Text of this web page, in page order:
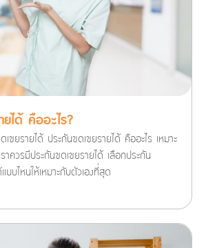
ได้ คืออะไร?
ชยรายได้ ประกันชดเชยรายได้ คืออะไร เหมาะ
าควรมีประกันชดเชยรายได้ เลือกประกัน
บไหนให้เหมาะกับตัวเองที่สุด